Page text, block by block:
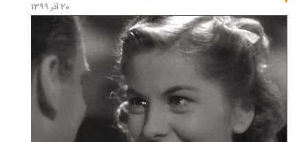
20 آذر 1399